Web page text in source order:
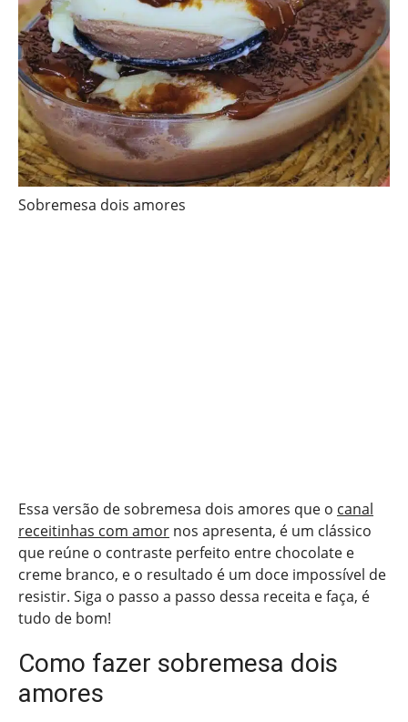
Sobremesa dois amores
Essa versão de sobremesa dois amores que o canal
receitinhas com amor nos apresenta, é um clássico
que reúne o contraste perfeito entre chocolate e
creme branco, e o resultado é um doce impossível de
resistir. Siga o passo a passo dessa receita e faça, é
tudo de bom!
Como fazer sobremesa dois
amores